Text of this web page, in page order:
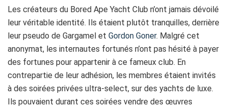
Les créateurs du Bored Ape Yacht Club n’ont jamais dévoilé
leur véritable identité. Ils étaient plutôt tranquilles, derrière
leur pseudo de Gargamel et Gordon Goner. Malgré cet
anonymat, les internautes fortunés n’ont pas hésité à payer
des fortunes pour appartenir à ce fameux club. En
contrepartie de leur adhésion, les membres étaient invités
à des soirées privées ultra-select, sur des yachts de luxe.
Ils pouvaient durant ces soirées vendre des œuvres